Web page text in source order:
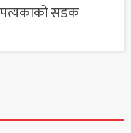
सडक